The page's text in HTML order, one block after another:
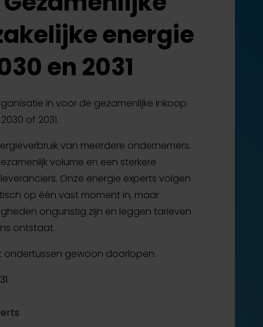
Inzicht is begrijpen wat er gebeurt met
verbruik, kosten, facturen en de
energiemarkt.
> Vragen? Bel ons op 074-2504552
energie
Energiezaken uit handen nemen en
zorgen dat alles goed wordt geregeld.
> Vragen? Bel ons op 074-2504552
Fouten, risico’s en onverwachte kosten
voorkomen.
> Vragen? Bel ons op 074-2504552
zakelijke energie
Kosten verlagen, kansen benutten en
energie slimmer sturen.
> Vragen? Bel ons op 074-2504552
zakelijke energie
Energie onderdeel maken van groei,
verduurzaming en toekomstplannen.
> Vragen? Bel ons op 074-2504552
energie
en 2031
in voor de gezamenlijke inkoop
of 2031.
van meerdere ondernemers.
volume en een sterkere
Onze energie experts volgen
op één vast moment in, maar
ongunstig zijn en leggen tarieven
ontstaat.
gewoon doorlopen.